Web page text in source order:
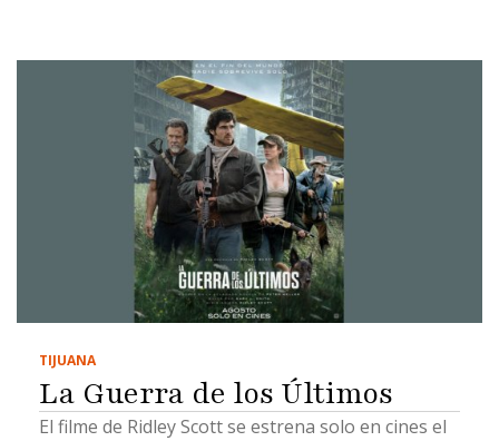
TIJUANA
La Guerra de los Últimos
El filme de Ridley Scott se estrena solo en cines el